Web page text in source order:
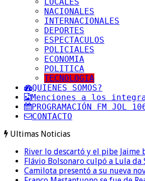
NACIONALES
INTERNACIONALES
DEPORTES
ESPECTACULOS
POLICIALES
ECONOMIA
POLITICA
TECNOLOGIA
QUIENES SOMOS?
Menciones a los
PROGRAMACIÓN FM JOL
CONTACTO
Ultimas Noticias
River lo descartó y el pibe Jaime
Flávio Bolsonaro culpó a Lula
Camilota presentó a su nueva